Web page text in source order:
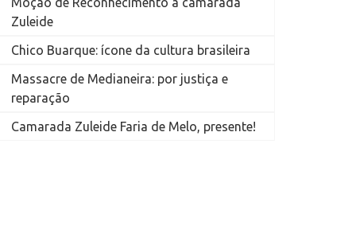
Zuleide
Chico Buarque: ícone da cultura brasileira
Massacre de Medianeira: por justiça e
reparação
Camarada Zuleide Faria de Melo, presente!